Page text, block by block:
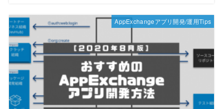
AppExchangeアプリ開発/運用Tips